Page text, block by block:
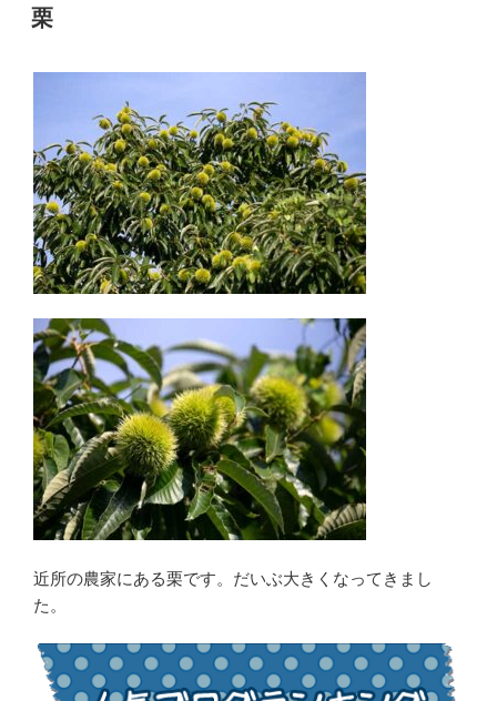
稿
日:
栗
近所の農家にある栗です。だいぶ大きくなってきまし
た。